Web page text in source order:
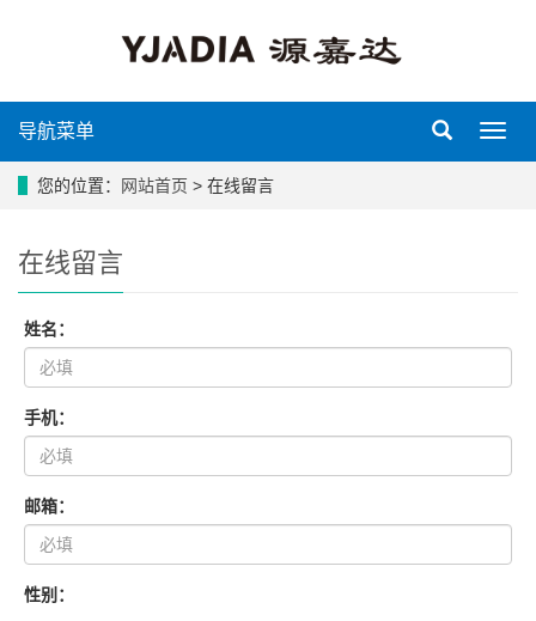
导
导航菜单
您的位置： 网站首页 > 在线留言
在线留言
姓名：
手机：
邮箱：
性别：